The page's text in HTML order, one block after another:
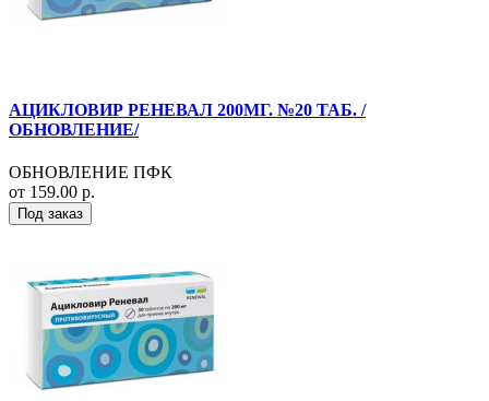
АЦИКЛОВИР РЕНЕВАЛ 200МГ. №20 ТАБ. /
ОБНОВЛЕНИЕ/
ОБНОВЛЕНИЕ ПФК
от 159.00 р.
Под заказ